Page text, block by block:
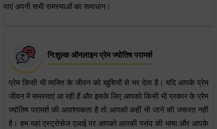
पाएं अपनी सभी समस्याओं का समाधान।
नि:शुल्क ऑनलाइन प्रेम ज्योतिष परामर्श
प्रेम किसी भी व्यक्ति के जीवन को खुशियों से भर देता है। यदि आपके प्रेम
जीवन में समस्याएं आ रही हैं और इसके लिए आपको किसी भी प्रकार के प्रेम
ज्योतिष परामर्श की आवश्यकता है तो आपको कहीं भी जाने की जरूरत नहीं
है। हम यहां एस्ट्रोसेज एआई पर आपको आपकी पसंद की भाषा और आपके